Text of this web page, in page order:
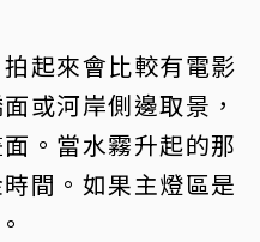
起來會比較有電影
或河岸側邊取景，
。當水霧升起的那
間。如果主燈區是